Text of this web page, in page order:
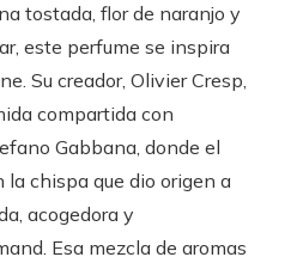
tostada, flor de naranjo y
este perfume se inspira
Su creador, Olivier Cresp,
compartida con
Gabbana, donde el
chispa que dio origen a
acogedora y
Esa mezcla de aromas